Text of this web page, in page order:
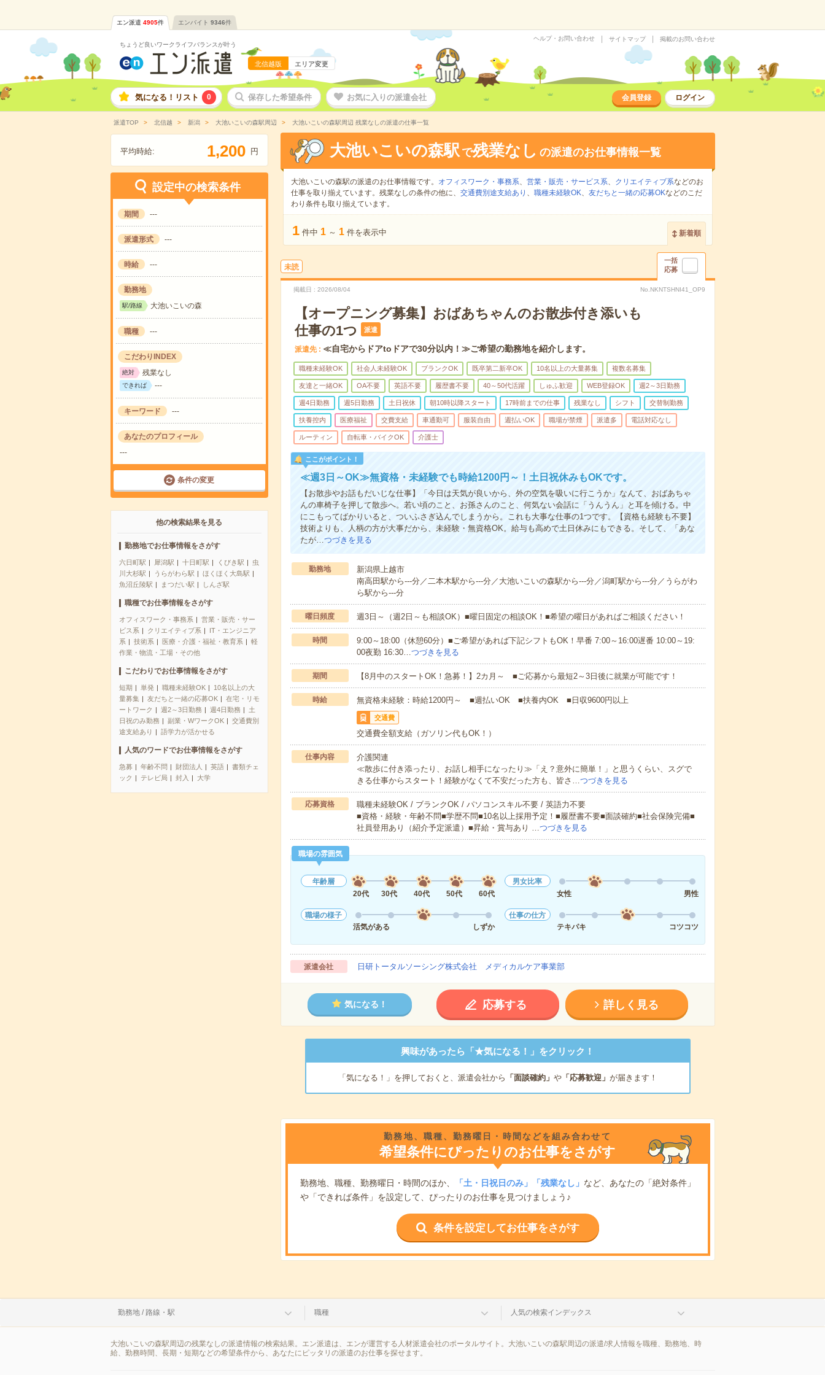
エン派遣 4905件 エンバイト 9346件
ちょうど良いワークライフバランスが叶う
北信越版 エリア変更
ヘルプ・お問い合わせ サイトマップ 掲載のお問い合わせ
気になる！リスト 0 保存した希望条件 お気に入りの派遣会社 会員登録 ログイン
派遣TOP 北信越 新潟 大池いこいの森駅周辺 大池いこいの森駅周辺 残業なしの派遣の仕事一覧
平均時給: 1,200 円
設定中の検索条件
期間 ---
派遣形式 ---
時給 ---
勤務地
駅/路線 大池いこいの森
職種 ---
こだわりINDEX
絶対 残業なし
できれば ---
キーワード ---
あなたのプロフィール
---
条件の変更
他の検索結果を見る
勤務地でお仕事情報をさがす
六日町駅 犀潟駅 十日町駅 くびき駅
虫
川大杉駅
うらがわら駅
ほくほく大島駅
魚沼丘陵駅
まつだい駅 しんざ駅
職種でお仕事情報をさがす
オフィスワーク・事務系
営業・販売・サー
ビス系
クリエイティブ系
IT・エンジニア
系
技術系 医療・介護・福祉・教育系
軽
作業・物流・工場・その他
こだわりでお仕事情報をさがす
短期 単発 職種未経験OK
10名以上の大
量募集
友だちと一緒の応募OK
在宅・リモ
ートワーク
週2～3日勤務 週4日勤務
土
日祝のみ勤務
副業・WワークOK
交通費別
途支給あり
語学力が活かせる
人気のワードでお仕事情報をさがす
急募 年齢不問 財団法人 英語
書類チェ
ック
テレビ局 封入 大学
大池いこいの森駅 で残業なし の派遣のお仕事情報一覧
大池いこいの森駅の派遣のお仕事情報です。 オフィスワーク・事務系、 営業・販売・サービス系、 クリエイティブ系などのお
仕事を取り揃えています。残業なしの条件の他に、 交通費別途支給あり 、 職種未経験OK、 友だちと一緒の応募OKなどのこだ
わり条件も取り揃えています。
1 件中 1 ～ 1 件を表示中 新着順
未読
一括
応募
掲載日 2026/08/04 No.NKNTSHNI41_OP9
【オープニング募集】おばあちゃんのお散歩付き添いも
仕事の1つ
派遣
派遣先 ≪自宅からドアtoドアで30分以内！≫ご希望の勤務地を紹介します。
職種未経験OK 社会人未経験OK ブランクOK 既卒第二新卒OK 10名以上の大量募集 複数名募集
友達と一緒OK OA不要 英語不要 履歴書不要 40～50代活躍 しゅふ歓迎 WEB登録OK 週2～3日勤務
週4日勤務 週5日勤務 土日祝休 朝10時以降スタート 17時前までの仕事 残業なし シフト 交替制勤務
扶養控内 医療福祉 交費支給 車通勤可 服装自由 週払いOK 職場が禁煙 派遣多 電話対応なし
ルーティン 自転車・バイクOK 介護士
ここがポイント！
≪週3日～OK≫無資格・未経験でも時給1200円～！土日祝休みもOKです。
【お散歩やお話もだいじな仕事】「今日は天気が良いから、外の空気を吸いに行こうか」なんて、おばあちゃ
んの車椅子を押して散歩へ。若い頃のこと、お孫さんのこと、何気ない会話に「うんうん」と耳を傾ける。中
にこもってばかりいると、ついふさぎ込んでしまうから。これも大事な仕事の1つです。【資格も経験も不要】
技術よりも、人柄の方が大事だから、未経験・無資格OK。給与も高めで土日休みにもできる。そして、「あな
たが…つづきを見る
勤務地
新潟県上越市
南高田駅から---分／二本木駅から---分／大池いこいの森駅から---分／潟町駅から---分／うらがわ
ら駅から---分
曜日頻度 週3日～（週2日～も相談OK）■曜日固定の相談OK！■希望の曜日があればご相談ください！
時間
9:00～18:00（休憩60分）■ご希望があれば下記シフトもOK！早番 7:00～16:00遅番 10:00～19:
00夜勤 16:30…つづきを見る
期間 【8月中のスタートOK！急募！】2カ月～ ■ご応募から最短2～3日後に就業が可能です！
時給 無資格未経験：時給1200円～ ■週払いOK ■扶養内OK ■日収9600円以上
交通費
交通費全額支給（ガソリン代もOK！）
仕事内容
介護関連
≪散歩に付き添ったり、お話し相手になったり≫「え？意外に簡単！」と思うくらい、スグで
きる仕事からスタート！経験がなくて不安だった方も、皆さ…つづきを見る
応募資格
職種未経験OK / ブランクOK / パソコンスキル不要 / 英語力不要
■資格・経験・年齢不問■学歴不問■10名以上採用予定！■履歴書不要■面談確約■社会保険完備■
社員登用あり（紹介予定派遣）■昇給・賞与あり …つづきを見る
職場の雰囲気
年齢層
20代
30代 40代 50代 60代
男女比率
女性
男性
職場の様子
活気がある
しずか
仕事の仕方
テキパキ
コツコツ
派遣会社 日研トータルソーシング株式会社 メディカルケア事業部
気になる！ 応募する 詳しく見る
興味があったら「★気になる！」をクリック！
「気になる！」を押しておくと、派遣会社から 「面談確約」 や「応募歓迎」 が届きます！
勤務地、職種、勤務曜日・時間などを組み合わせて
希望条件にぴったりのお仕事をさがす
勤務地、職種、勤務曜日・時間のほか、 「土・日祝日のみ」「残業なし」 など、あなたの「絶対条件」
や「できれば条件」を設定して、ぴったりのお仕事を見つけましょう♪
条件を設定してお仕事をさがす
勤務地 / 路線・駅 職種 人気の検索インデックス
大池いこいの森駅周辺の残業なしの派遣情報の検索結果。エン派遣は、エンが運営する人材派遣会社のポータルサイト。大池いこいの森駅周辺の派遣/求人情報を職種、勤務地、時
給、勤務時間、長期・短期などの希望条件から、あなたにピッタリの派遣のお仕事を探せます。